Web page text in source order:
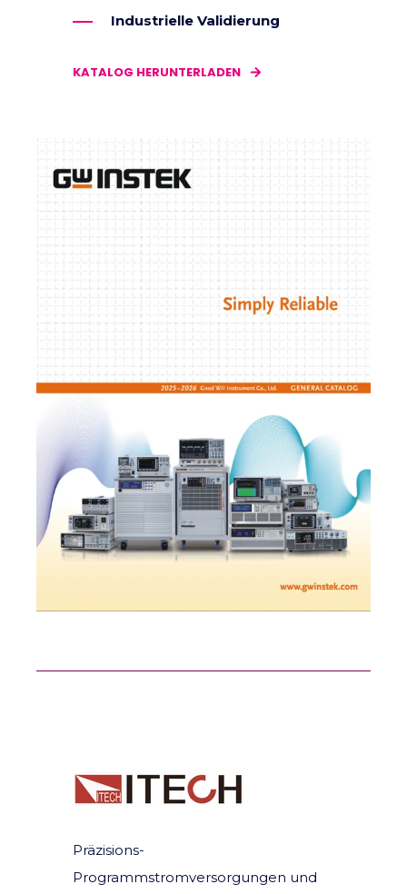
Industrielle Validierung
KATALOG HERUNTERLADEN
Präzisions-
Programmstromversorgungen und